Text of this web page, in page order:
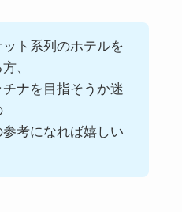
ト系列のホテルを
、
ナを目指そうか迷
考になれば嬉しい